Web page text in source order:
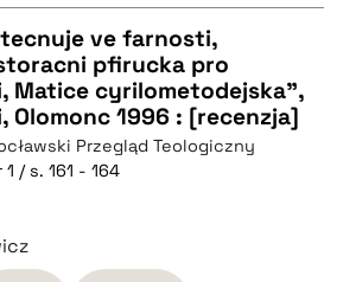
ve farnosti,
pfirucka pro
Matice cyrilometodejska",
Olomonc 1996 : [recenzja]
Przegląd Teologiczny
/ s. 161 - 164